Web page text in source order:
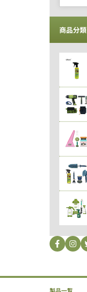
商品分類
製品一覧